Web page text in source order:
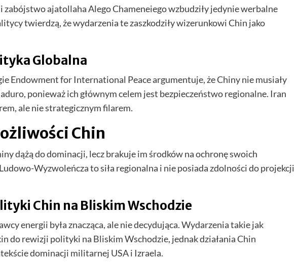
ajatollaha Alego Chameneiego wzbudziły jedynie werbalne
twierdzą, że wydarzenia te zaszkodziły wizerunkowi Chin jako
Globalna
Endowment for International Peace argumentuje, że Chiny nie musiały
ponieważ ich głównym celem jest bezpieczeństwo regionalne. Iran
ale nie strategicznym filarem.
Chin
dążą do dominacji, lecz brakuje im środków na ochronę swoich
Wyzwoleńcza to siła regionalna i nie posiada zdolności do projekcji
Chin na Bliskim Wschodzie
energii była znacząca, ale nie decydująca. Wydarzenia takie jak
do rewizji polityki na Bliskim Wschodzie, jednak działania Chin
dominacji militarnej USA i Izraela.